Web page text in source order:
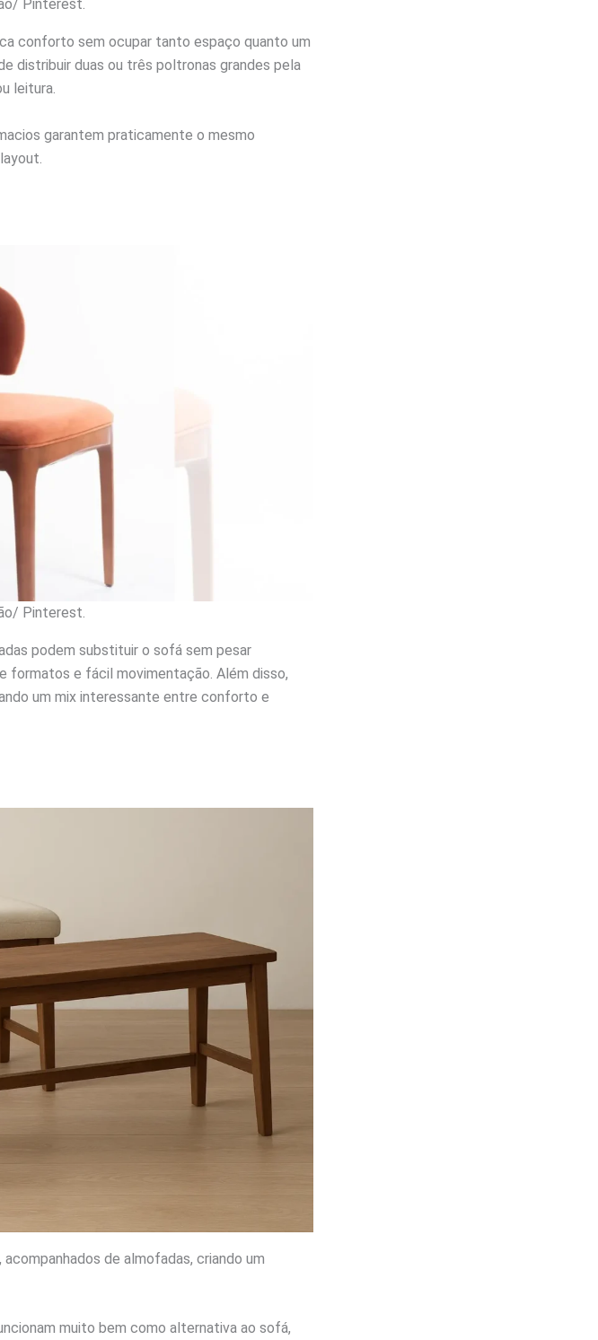
Pinterest.
conforto sem ocupar tanto espaço quanto um
distribuir duas ou três poltronas grandes pela
leitura.
garantem praticamente o mesmo
Pinterest.
podem substituir o sofá sem pesar
formatos e fácil movimentação. Além disso,
um mix interessante entre conforto e
, acompanhados de almofadas, criando um
muito bem como alternativa ao sofá,